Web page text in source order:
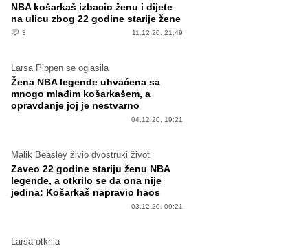
NBA košarkaš izbacio ženu i dijete
na ulicu zbog 22 godine starije žene
3 11.12.20. 21:49
Larsa Pippen se oglasila
Žena NBA legende uhvaćena sa
mnogo mlađim košarkašem, a
opravdanje joj je nestvarno
04.12.20. 19:21
Malik Beasley živio dvostruki život
Zaveo 22 godine stariju ženu NBA
legende, a otkrilo se da ona nije
jedina: Košarkaš napravio haos
03.12.20. 09:21
Larsa otkrila